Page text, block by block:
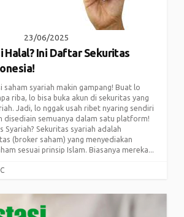
23/06/2025
Halal? Ini Daftar Sekuritas
saham syariah makin gampang! Buat lo
riba, lo bisa buka akun di sekuritas yang
Jadi, lo nggak usah ribet nyaring sendiri
disediain semuanya dalam satu platform!
Syariah? Sekuritas syariah adalah
(broker saham) yang menyediakan
sesuai prinsip Islam. Biasanya mereka...